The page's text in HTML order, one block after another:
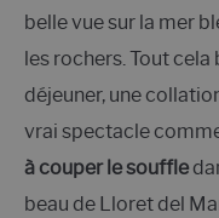
belle vue sur la mer
les rochers. Tout
déjeuner, une
vrai spectacle
à couper le souffle
beau de Lloret del